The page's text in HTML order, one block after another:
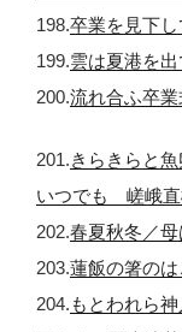
198.卒業を見下
199.雲は夏港を
200.流れ合ふ卒
201.きらきらと
いつでも 嵯峨
202.春夏秋冬／
203.蓮飯の箸の
204. もとわれら